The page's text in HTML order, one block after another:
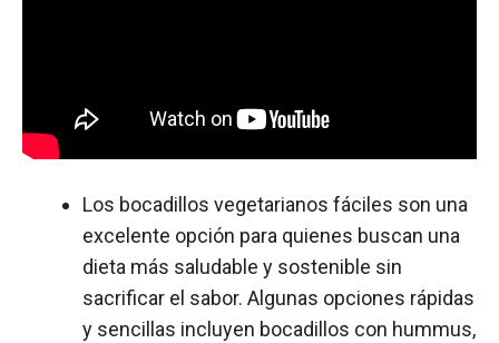
Los bocadillos vegetarianos fáciles son una
excelente opción para quienes buscan una
dieta más saludable y sostenible sin
sacrificar el sabor. Algunas opciones rápidas
y sencillas incluyen bocadillos con hummus,